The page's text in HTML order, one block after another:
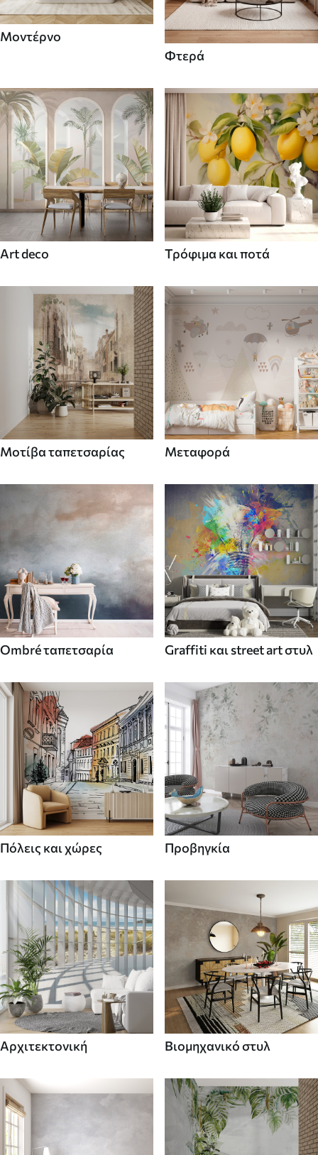
Μοντέρνο
Φτερά
Art deco Τρόφιμα και ποτά
Μοτίβα ταπετσαρίας Μεταφορά
Ombré ταπετσαρία Graffiti και street art στυλ
Πόλεις και χώρες Προβηγκία
Αρχιτεκτονική Βιομηχανικό στυλ